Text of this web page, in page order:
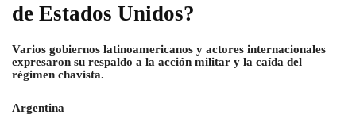
de Estados Unidos?
Varios gobiernos latinoamericanos y actores internacionales
expresaron su respaldo a la acción militar y la caída del
régimen chavista.
Argentina